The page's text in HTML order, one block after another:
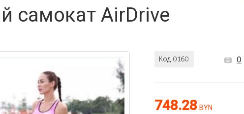
самокат AirDrive
0
748.28 BYN